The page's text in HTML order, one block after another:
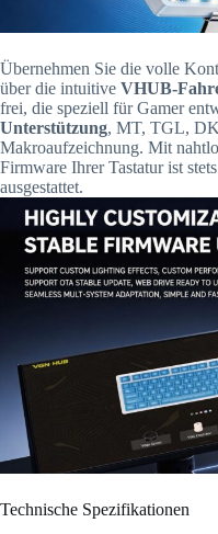
Übernehmen Sie die volle
über die intuitive VHUB-
frei, die speziell für Gamer
Unterstützung, MT, TGL,
Makroaufzeichnung. Mit
Firmware Ihrer Tastatur ist
ausgestattet.
Technische Spezifikationen